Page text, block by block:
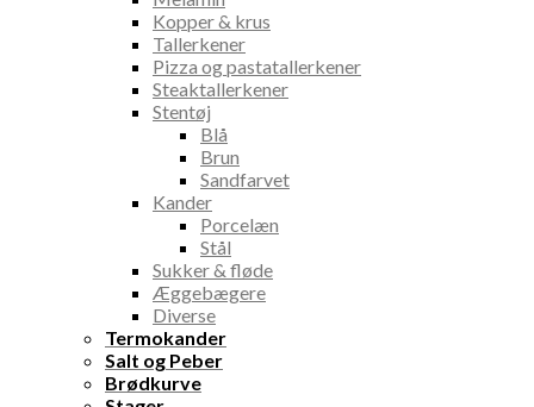
Kopper & krus
Tallerkener
Pizza og pastatallerkener
Steaktallerkener
Stentøj
Blå
Brun
Sandfarvet
Kander
Porcelæn
Stål
Sukker & fløde
Æggebægere
Diverse
Termokander
Salt og Peber
Brødkurve